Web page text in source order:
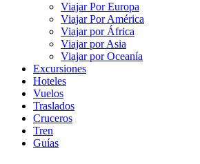
Viajar Por Europa
Viajar Por América
Viajar por África
Viajar por Asia
Viajar por Oceanía
Excursiones
Hoteles
Vuelos
Traslados
Cruceros
Tren
Guías